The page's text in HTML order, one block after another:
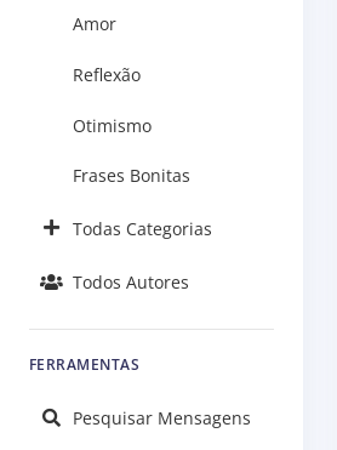
Amor
Reflexão
Otimismo
Frases Bonitas
Todas Categorias
Todos Autores
FERRAMENTAS
Pesquisar Mensagens